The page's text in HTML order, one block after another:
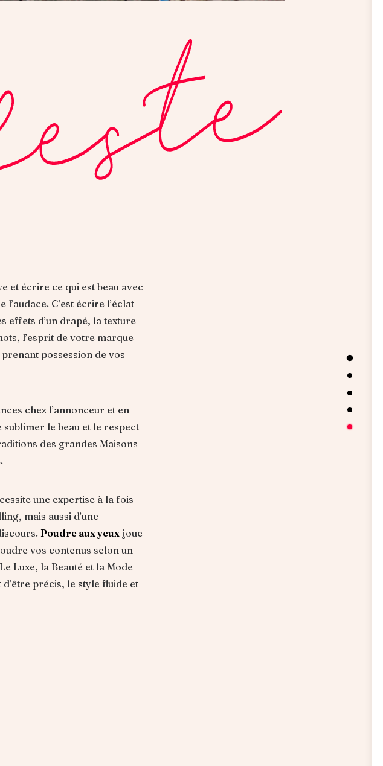
et écrire ce qui est beau avec
C’est écrire l’éclat
effets d’un drapé, la texture
l’esprit de votre marque
possession de vos
chez l’annonceur et en
sublimer le beau et le respect
des grandes Maisons
une expertise à la fois
mais aussi d’une
Poudre aux yeux joue
vos contenus selon un
Luxe, la Beauté et la Mode
précis, le style fluide et